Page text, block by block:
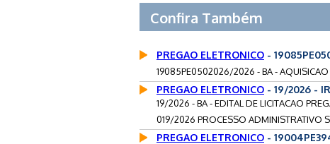
Confira Também
PREGAO ELETRONICO -
19085PE0502026/2026 - BA - AQUISICAO
PREGAO ELETRONICO - 19/2026 -
19/2026 - BA - EDITAL DE LICITACAO
019/2026 PROCESSO ADMINISTRATIVO
PREGAO ELETRONICO -